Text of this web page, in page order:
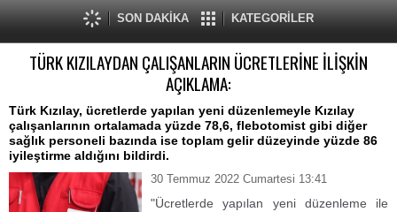
SON DAKİKA KATEGORİLER
TÜRK KIZILAYDAN ÇALIŞANLARIN ÜCRETLERİNE İLİŞKİN
AÇIKLAMA:
Türk Kızılay, ücretlerde yapılan yeni düzenlemeyle Kızılay
çalışanlarının ortalamada yüzde 78,6, flebotomist gibi diğer
sağlık personeli bazında ise toplam gelir düzeyinde yüzde 86
iyileştirme aldığını bildirdi.
30 Temmuz 2022 Cumartesi 13:41
"Ücretlerde yapılan yeni düzenleme ile